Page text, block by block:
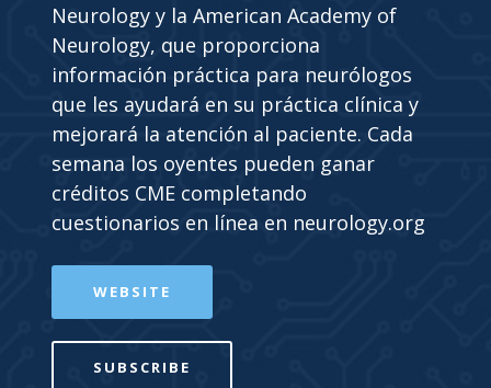
Neurology y la American Academy of
Neurology, que proporciona
información práctica para neurólogos
que les ayudará en su práctica clínica y
mejorará la atención al paciente. Cada
semana los oyentes pueden ganar
créditos CME completando
cuestionarios en línea en neurology.org
WEBSITE
SUBSCRIBE